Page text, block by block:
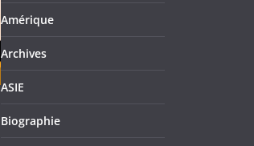
Amérique
Archives
ASIE
Biographie